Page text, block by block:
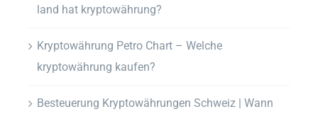
land hat kryptowährung?
Kryptowährung Petro Chart – Welche
kryptowährung kaufen?
Besteuerung Kryptowährungen Schweiz | Wann